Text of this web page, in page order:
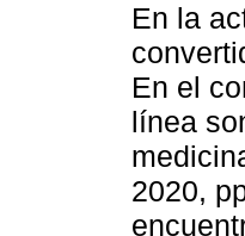
En la
En el
línea
2020,